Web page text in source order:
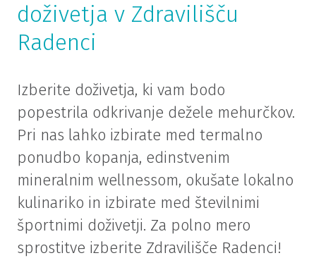
doživetja v Zdravilišču
Radenci
Izberite doživetja, ki vam bodo
popestrila odkrivanje dežele mehurčkov.
Pri nas lahko izbirate med termalno
ponudbo kopanja, edinstvenim
mineralnim wellnessom, okušate lokalno
kulinariko in izbirate med številnimi
športnimi doživetji. Za polno mero
sprostitve izberite Zdravilišče Radenci!